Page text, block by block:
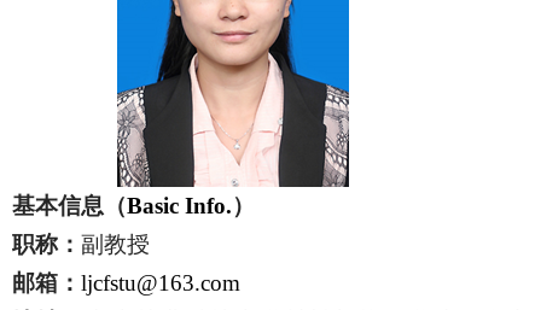
基本信息（Basic Info.）
职称： 副教授
邮箱： ljcfstu@163.com